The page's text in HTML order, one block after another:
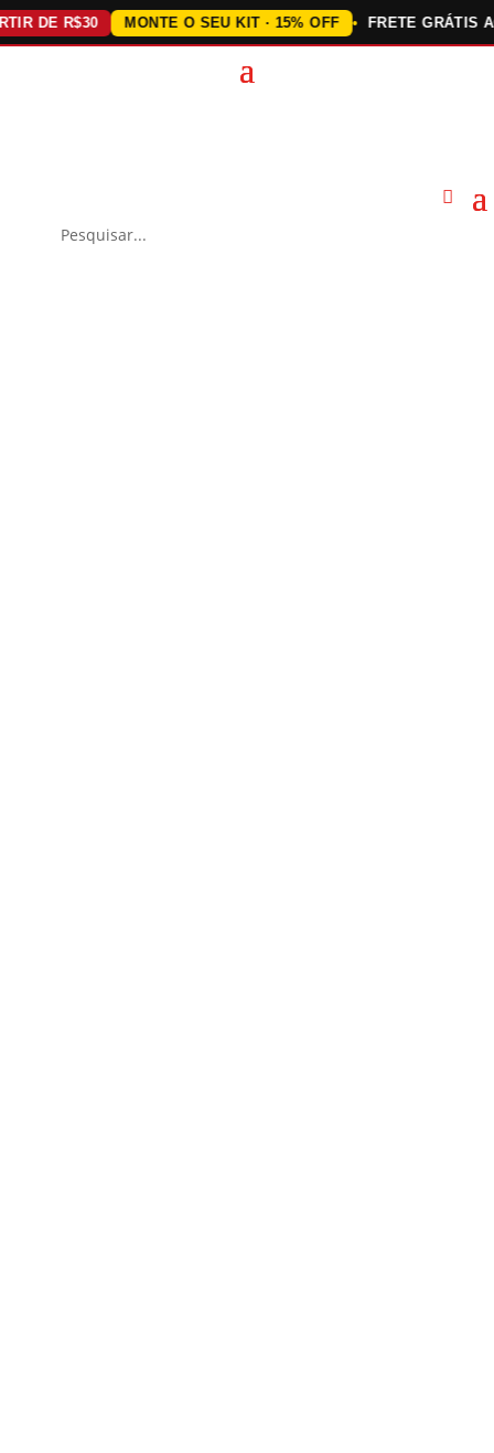
R$30 MONTE O SEU KIT · 15% OFF FRETE GRÁTIS